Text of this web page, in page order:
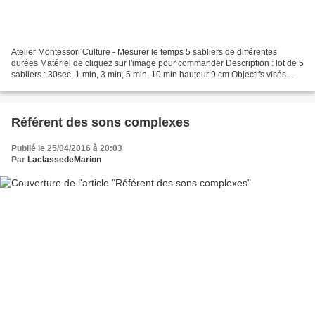
Atelier Montessori Culture - Mesurer le temps 5 sabliers de différentes
durées Matériel de cliquez sur l'image pour commander Description : lot de 5
sabliers : 30sec, 1 min, 3 min, 5 min, 10 min hauteur 9 cm Objectifs visés
Référent des sons complexes
Publié le 25/04/2016 à 20:03
Par LaclassedeMarion